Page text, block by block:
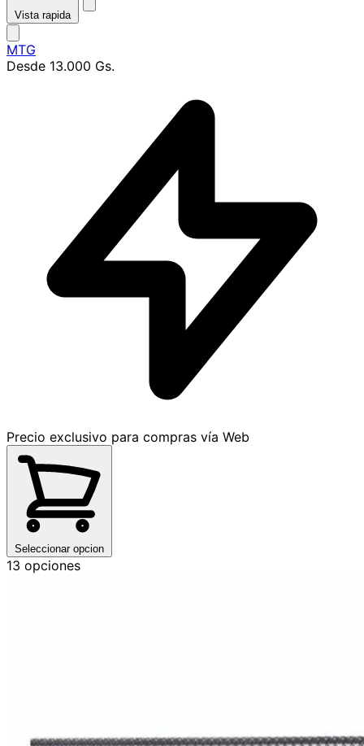
Vista rapida
MTG
Desde 13.000 Gs.
Precio exclusivo para compras vía Web
Seleccionar opcion
13 opciones